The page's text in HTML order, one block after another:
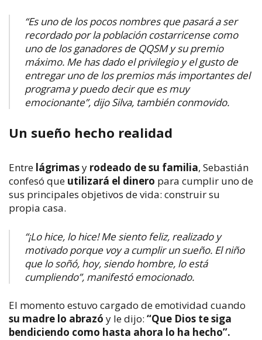
“Es uno de los pocos nombres que pasará a ser
recordado por la población costarricense como
uno de los ganadores de QQSM y su premio
máximo. Me has dado el privilegio y el gusto de
entregar uno de los premios más importantes del
programa y puedo decir que es muy
emocionante”, dijo Silva, también conmovido.
Un sueño hecho realidad
Entre lágrimasy rodeado de su familia, Sebastián
confesó que utilizará el dinero para cumplir uno de
sus principales objetivos de vida: construir su
propia casa.
“¡Lo hice, lo hice! Me siento feliz, realizado y
motivado porque voy a cumplir un sueño. El niño
que lo soñó, hoy, siendo hombre, lo está
cumpliendo”, manifestó emocionado.
El momento estuvo cargado de emotividad cuando
su madre lo abrazó y le dijo: “Que Dios te siga
bendiciendo como hasta ahora lo ha hecho”.